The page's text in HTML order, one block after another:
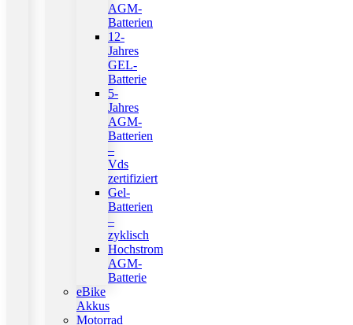
AGM-
Batterien
12-
Jahres
GEL-
Batterie
5-
Jahres
AGM-
Batterien
–
Vds
zertifiziert
Gel-
Batterien
–
zyklisch
Hochstrom
AGM-
Batterie
eBike
Akkus
Motorrad